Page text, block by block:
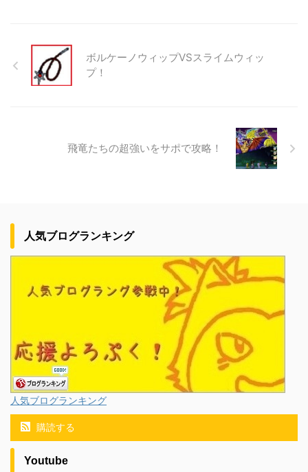
ボルケーノウィップVSスライムウィッ
プ！
飛竜たちの超強いをサポで攻略！
人気ブログランキング
人気ブログランキング
購読する
Youtube